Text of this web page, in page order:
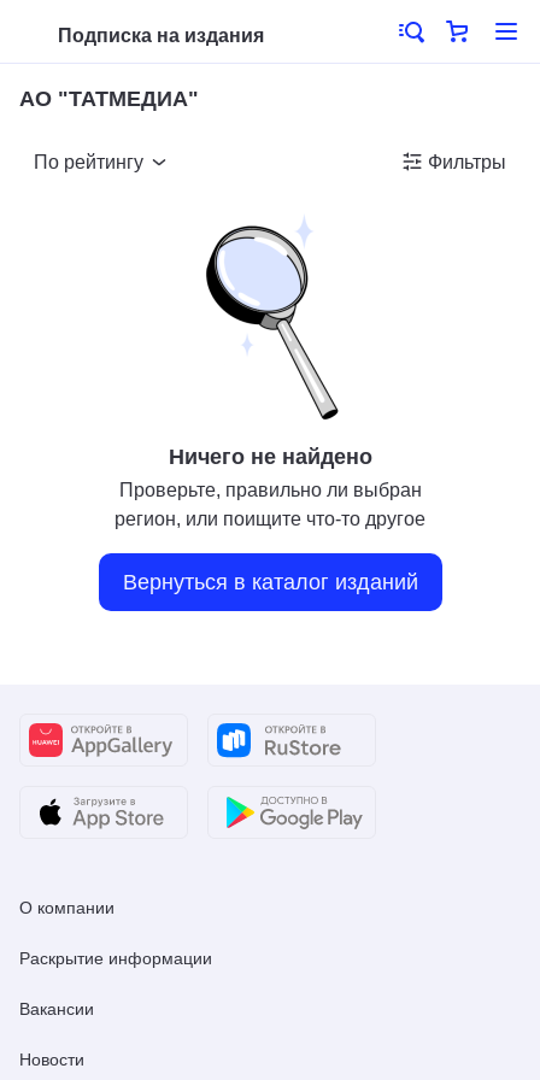
Подписка на издания
АО "ТАТМЕДИА"
По рейтингу Фильтры
Ничего не найдено
Проверьте, правильно ли выбран
регион, или поищите что-то другое
Вернуться в каталог изданий
О компании
Раскрытие информации
Вакансии
Новости